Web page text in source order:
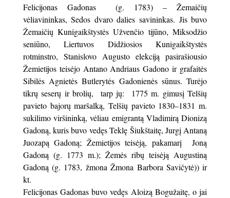
Felicijonas Gadonas (g. 1783) – Žemaičių
vėliavininkas, Sedos dvaro dalies savininkas. Jis buvo
Žemaičių Kunigaikštystės Užvenčio tijūno, Miksodžio
seniūno, Liertuvos Didžiosios Kunigaikštystės
rotminstro, Stanislovo Augusto elekciją pasirašiousio
Žemietijos teisėjo Antano Andriaus Gadono ir grafaitės
Sibilės Agnietės Butlerytės Gadonienės sūnus. Turėjo
tikrų seserų ir brolių, tarp jų: 1775 m. gimusį Telšių
pavieto bajorų maršalką, Telšių pavieto 1830–1831 m.
sukilimo viršininką, vėliau emigrantą Vladimirą Dionizą
Gadoną, kuris buvo vedęs Teklę Šiukštaitę, Jurgį Antaną
Juozapą Gadoną; Žemietijos teisėją, pakamarį Joną
Gadoną (g. 1773 m.); Žemės ribų teisėją Augustiną
Gadoną (g. 1783, žmona Žmona Barbora Savičytė)) ir
kt.
Felicijonas Gadonas buvo vedęs Aloizą Bogužaitę, o jai